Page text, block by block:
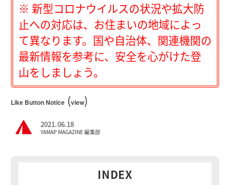
※ 新型コロナウイルスの状況や拡大防
止への対応は、お住まいの地域によっ
て異なります。国や自治体、関連機関の
最新情報を参考に、安全を心がけた登
山をしましょう。
Like Button Notice(view)
2021.06.18
YAMAP MAGAZINE 編集部
INDEX